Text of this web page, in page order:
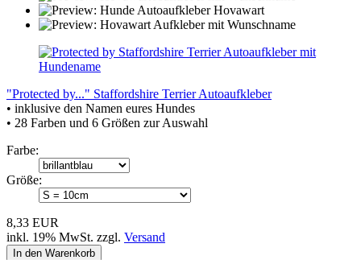
"Protected by..." Staffordshire Terrier Autoaufkleber
• inklusive den Namen eures Hundes
• 28 Farben und 6 Größen zur Auswahl
Farbe:
Größe:
8,33 EUR
inkl. 19% MwSt. zzgl. Versand
In den Warenkorb